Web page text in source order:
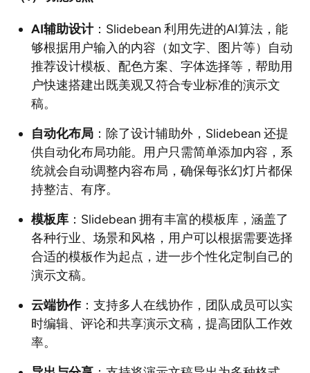
AI辅助设计：Slidebean 利用先进的AI算法，能
够根据用户输入的内容（如文字、图片等）自动
推荐设计模板、配色方案、字体选择等，帮助用
户快速搭建出既美观又符合专业标准的演示文
稿。
自动化布局：除了设计辅助外，Slidebean 还提
供自动化布局功能。用户只需简单添加内容，系
统就会自动调整内容布局，确保每张幻灯片都保
持整洁、有序。
模板库：Slidebean 拥有丰富的模板库，涵盖了
各种行业、场景和风格，用户可以根据需要选择
合适的模板作为起点，进一步个性化定制自己的
演示文稿。
云端协作：支持多人在线协作，团队成员可以实
时编辑、评论和共享演示文稿，提高团队工作效
率。